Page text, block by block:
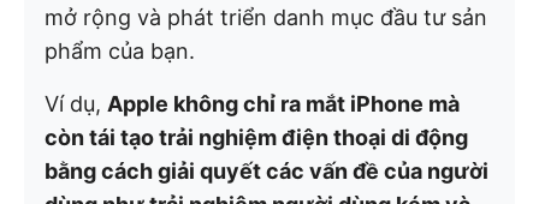
mở rộng và phát triển danh mục đầu tư sản
phẩm của bạn.
Ví dụ, Apple không chỉ ra mắt iPhone mà
còn tái tạo trải nghiệm điện thoại di động
bằng cách giải quyết các vấn đề của người